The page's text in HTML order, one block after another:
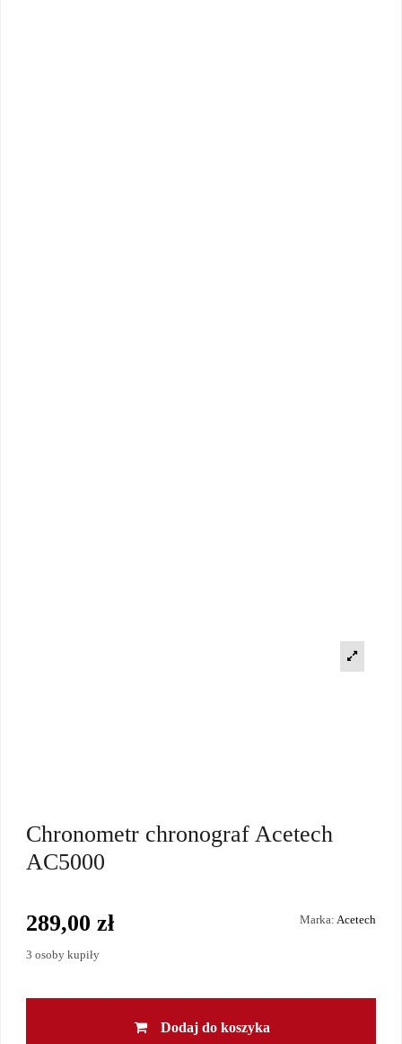
Chronometr chronograf Acetech
AC5000
Marka: Acetech
289,00 zł
3 osoby kupiły
Dodaj do koszyka